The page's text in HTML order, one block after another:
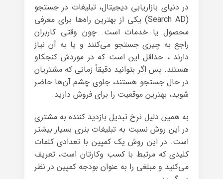
در دنیای بازاریابی دیجیتال، تبلیغات در جستجو
(Search AD) یکی از بهترین راه‌ها برای معرفی
محصول یا خدمات است. چون وقتی کاربران
راجع ‌به چیزی جستجو می‌کنند و یا به آن نیاز
دارند ، حداقل این است که در موردش کنجکاو
هستند. پس اگر بتوانید دقیقاً زمانی که مشتریان
در حال جستجو هستند، جلوی چشم آن‌ها حاضر
شوید، بهترین موقعیت را برای فروش دارید.
به همین دلیل نرخ تبدیل بازدید کننده به مشتری
در این روش نسبت به تبلیغات بنری بسیار بیشتر
است. در این روش یک کمپین با تعدادی کلمات
کلیدی که مرتبط با کسب وکارتان است، تعریف
می‌کنید و مبلغی را به عنوان بودجه کمپین در نظر